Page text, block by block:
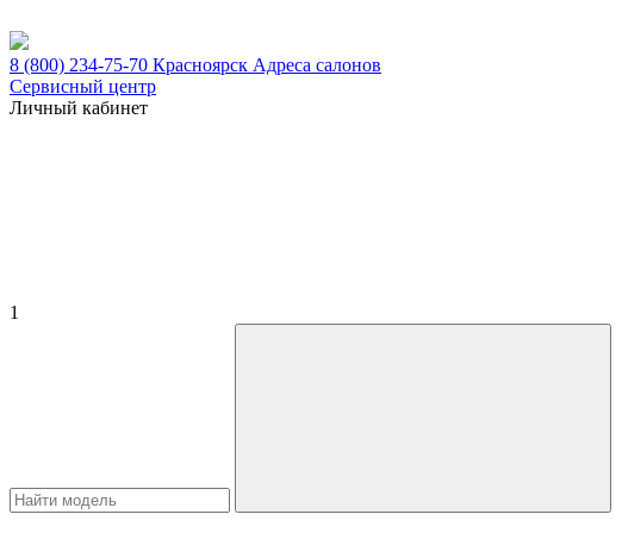
8 (800) 234-75-70 Красноярск Адреса салонов
Сервисный центр
Личный кабинет
1